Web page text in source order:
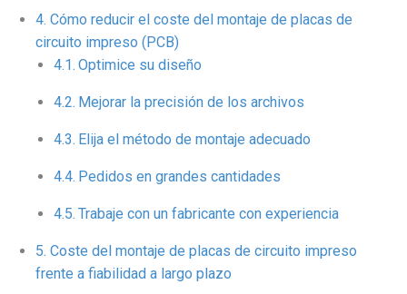
Cómo reducir el coste del montaje de placas de
circuito impreso (PCB)
Optimice su diseño
Mejorar la precisión de los archivos
Elija el método de montaje adecuado
Pedidos en grandes cantidades
Trabaje con un fabricante con experiencia
Coste del montaje de placas de circuito impreso
frente a fiabilidad a largo plazo